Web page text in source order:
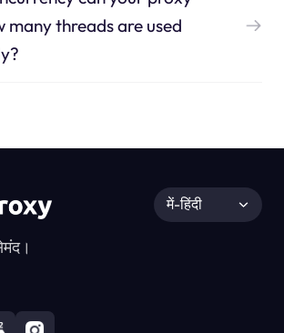
many threads are used
में-हिंदी